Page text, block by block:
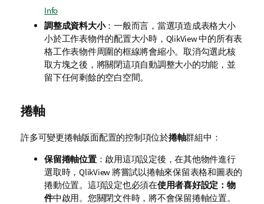
Info
調整成資料大小：一般而言，當選項造成表格大小
小於工作表物件的配置大小時，QlikView 中的所有表
格工作表物件周圍的框線將會縮小。取消勾選此核
取方塊之後，將關閉這項自動調整大小的功能，並
留下任何剩餘的空白空間。
捲軸
許多可變更捲軸版面配置的控制項位於捲軸群組中：
保留捲軸位置：啟用這項設定後，在其他物件進行
選取時，QlikView 將嘗試以捲軸來保留表格和圖表的
捲動位置。這項設定也必須在使用者喜好設定：物
件中啟用。您關閉文件時，將不會保留捲軸位置。